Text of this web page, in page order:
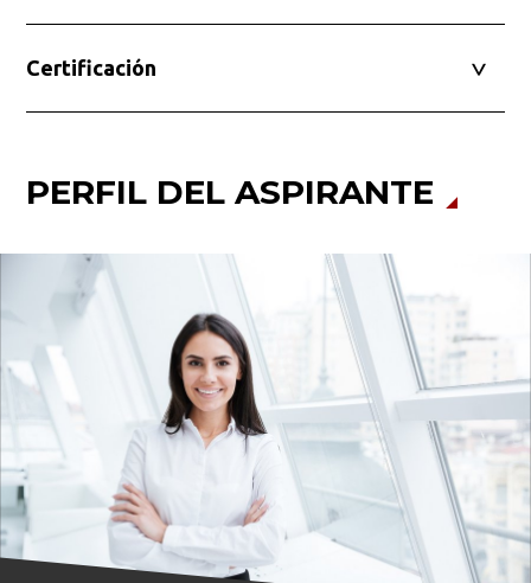
Certificación
PERFIL DEL ASPIRANTE
Busca en la escuela